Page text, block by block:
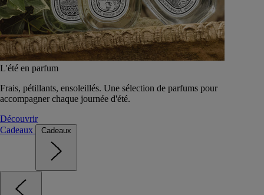
L'été en parfum
Frais, pétillants, ensoleillés. Une sélection de parfums pour
accompagner chaque journée d'été.
Découvrir
Cadeaux
Cadeaux